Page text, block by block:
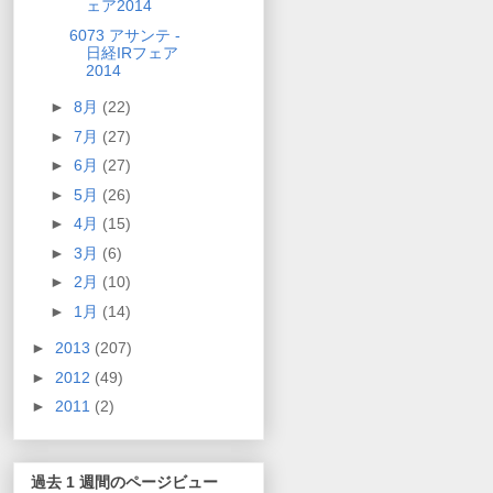
ェア2014
6073 アサンテ -
日経IRフェア
2014
► 8月 (22)
► 7月 (27)
► 6月 (27)
► 5月 (26)
► 4月 (15)
► 3月 (6)
► 2月 (10)
► 1月 (14)
► 2013 (207)
► 2012 (49)
► 2011 (2)
過去 1 週間のページビュー